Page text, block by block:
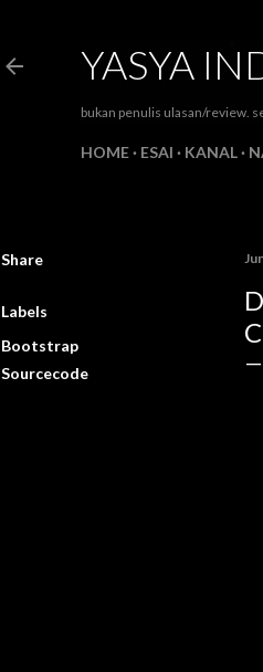
YASYA
bukan penulis ulasan/review.
HOME ESAI KANAL
Share
Labels
Bootstrap
Sourcecode